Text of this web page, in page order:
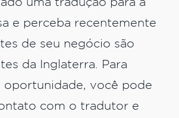
uma tradução para a
e perceba recentemente
de seu negócio são
da Inglaterra. Para
oportunidade, você pode
com o tradutor e